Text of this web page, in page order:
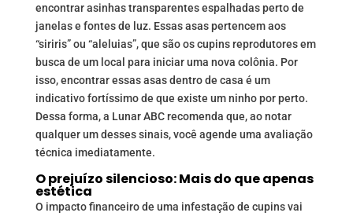
encontrar asinhas transparentes espalhadas perto de
janelas e fontes de luz. Essas asas pertencem aos
“siriris” ou “aleluias”, que são os cupins reprodutores em
busca de um local para iniciar uma nova colônia. Por
isso, encontrar essas asas dentro de casa é um
indicativo fortíssimo de que existe um ninho por perto.
Dessa forma, a Lunar ABC recomenda que, ao notar
qualquer um desses sinais, você agende uma avaliação
técnica imediatamente.
O prejuízo silencioso: Mais do que apenas
estética
O impacto financeiro de uma infestação de cupins vai